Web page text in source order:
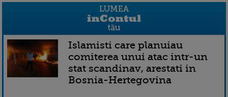
Islamisti care planuiau
comiterea unui atac intr-un
stat scandinav, arestati in
Bosnia-Hertegovina